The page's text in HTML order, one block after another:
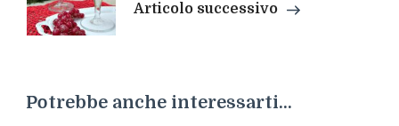
Articolo successivo
Potrebbe anche interessarti...